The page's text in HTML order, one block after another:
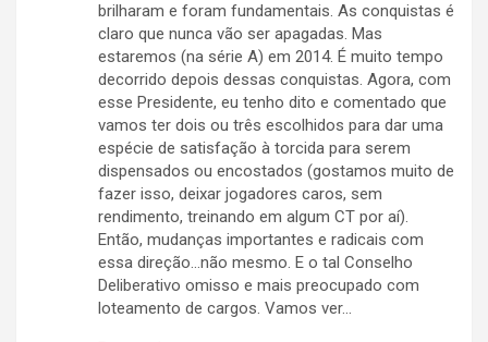
brilharam e foram fundamentais. As conquistas é
claro que nunca vão ser apagadas. Mas
estaremos (na série A) em 2014. É muito tempo
decorrido depois dessas conquistas. Agora, com
esse Presidente, eu tenho dito e comentado que
vamos ter dois ou três escolhidos para dar uma
espécie de satisfação à torcida para serem
dispensados ou encostados (gostamos muito de
fazer isso, deixar jogadores caros, sem
rendimento, treinando em algum CT por aí).
Então, mudanças importantes e radicais com
essa direção…não mesmo. E o tal Conselho
Deliberativo omisso e mais preocupado com
loteamento de cargos. Vamos ver…